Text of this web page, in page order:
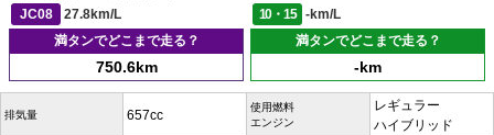
JC08
27.8km/L 10・15
-km/L
満タンでどこまで走る？
750.6km
満タンでどこまで走る？
-km
排気量 657cc
使用燃料
エンジン
レギュラー
ハイブリッド